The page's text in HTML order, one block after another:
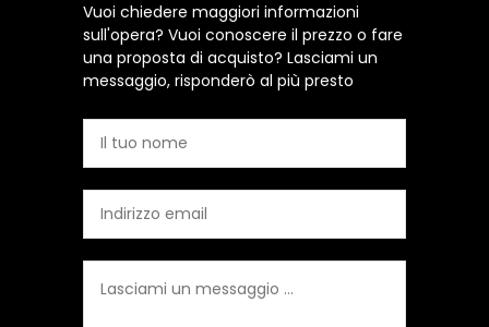
Vuoi chiedere maggiori informazioni
sull'opera? Vuoi conoscere il prezzo o fare
una proposta di acquisto? Lasciami un
messaggio, risponderò al più presto